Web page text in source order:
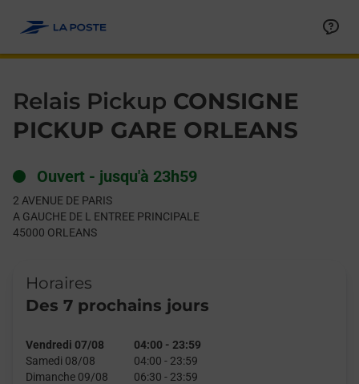
Relais Pickup CONSIGNE
PICKUP GARE ORLEANS
Ouvert - jusqu'à 23h59
2 AVENUE DE PARIS
A GAUCHE DE L ENTREE PRINCIPALE
45000 ORLEANS
Horaires
Des 7 prochains jours
Vendredi 07/08 04:00 - 23:59
Samedi 08/08
04:00 - 23:59
Dimanche 09/08
06:30 - 23:59